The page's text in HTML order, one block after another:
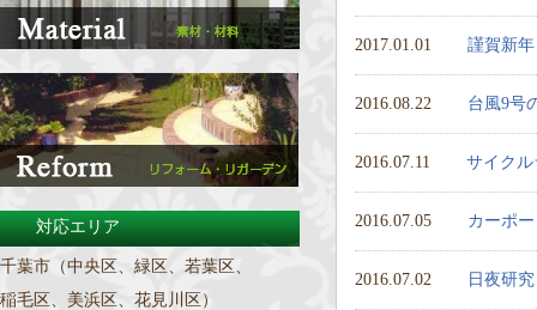
2017.01.01 謹賀新年
2016.08.22 台風9号
2016.07.11 サイク
2016.07.05 カーポ
2016.07.02 日夜研
対応エリア
千葉市（中央区、緑区、若葉区、
稲毛区、美浜区、花見川区）